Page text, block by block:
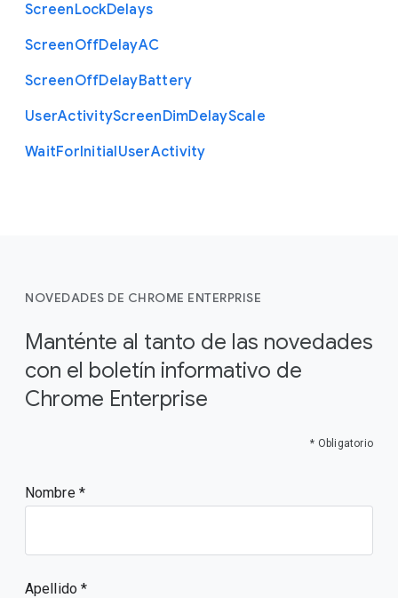
ScreenLockDelays
ScreenOffDelayAC
ScreenOffDelayBattery
UserActivityScreenDimDelayScale
WaitForInitialUserActivity
NOVEDADES DE CHROME ENTERPRISE
Manténte al tanto de las novedades
con el boletín informativo de
Chrome Enterprise
* Obligatorio
Nombre
Apellido